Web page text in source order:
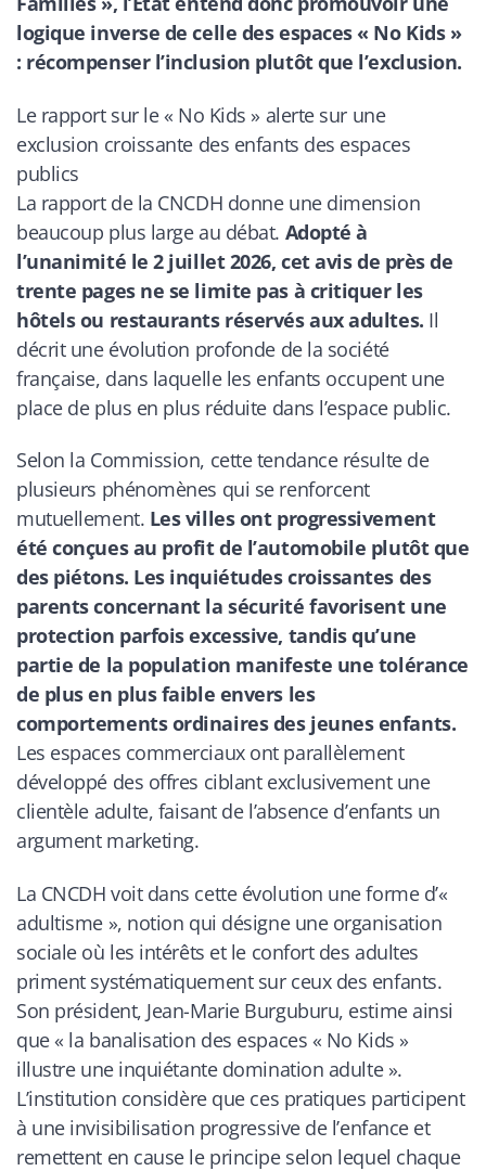
logique inverse de celle des espaces « No Kids »
: récompenser l’inclusion plutôt que l’exclusion.
Le rapport sur le « No Kids » alerte sur une
exclusion croissante des enfants des espaces
publics
La rapport de la CNCDH donne une dimension
beaucoup plus large au débat. Adopté à
l’unanimité le 2 juillet 2026, cet avis de près de
trente pages ne se limite pas à critiquer les
hôtels ou restaurants réservés aux adultes. Il
décrit une évolution profonde de la société
française, dans laquelle les enfants occupent une
place de plus en plus réduite dans l’espace public.
Selon la Commission, cette tendance résulte de
plusieurs phénomènes qui se renforcent
mutuellement. Les villes ont progressivement
été conçues au profit de l’automobile plutôt que
des piétons. Les inquiétudes croissantes des
parents concernant la sécurité favorisent une
protection parfois excessive, tandis qu’une
partie de la population manifeste une tolérance
de plus en plus faible envers les
comportements ordinaires des jeunes enfants.
Les espaces commerciaux ont parallèlement
développé des offres ciblant exclusivement une
clientèle adulte, faisant de l’absence d’enfants un
argument marketing.
La CNCDH voit dans cette évolution une forme d’«
adultisme », notion qui désigne une organisation
sociale où les intérêts et le confort des adultes
priment systématiquement sur ceux des enfants.
Son président, Jean-Marie Burguburu, estime ainsi
que « la banalisation des espaces « No Kids »
illustre une inquiétante domination adulte».
L’institution considère que ces pratiques participent
à une invisibilisation progressive de l’enfance et
remettent en cause le principe selon lequel chaque